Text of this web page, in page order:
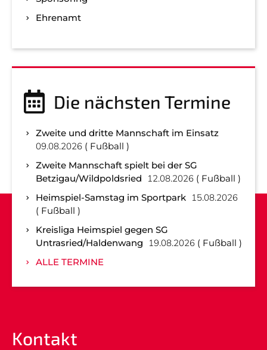
Ehrenamt
Die nächsten Termine
Zweite und dritte Mannschaft im Einsatz
09.08.2026
Fußball
Zweite Mannschaft spielt bei der SG
Betzigau/Wildpoldsried
12.08.2026
Fußball
Heimspiel-Samstag im Sportpark 15.08.2026
Fußball
Kreisliga Heimspiel gegen SG
Untrasried/Haldenwang
19.08.2026
Fußball
ALLE TERMINE
Kontakt